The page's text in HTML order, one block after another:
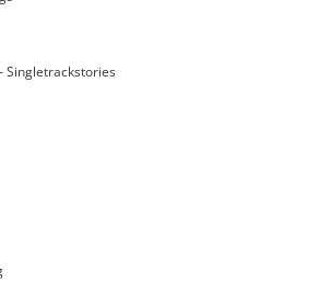
Singletrackstories